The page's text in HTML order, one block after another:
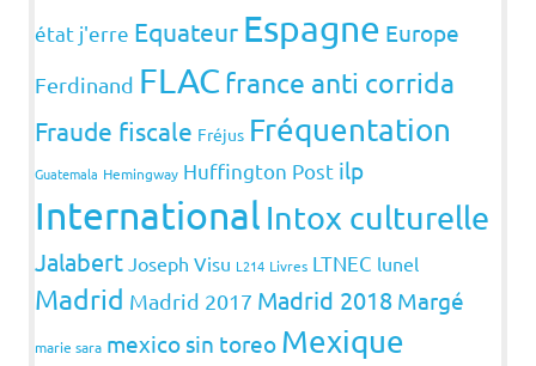
état j'erre Equateur Espagne Europe
Ferdinand FLAC france anti corrida
Fraude fiscale Fréjus Fréquentation
Guatemala Hemingway Huffington Post ilp
International Intox culturelle
Jalabert Joseph Visu L214 Livres LTNEC lunel
Madrid Madrid 2017 Madrid 2018 Margé
marie sara mexico sin toreo Mexique